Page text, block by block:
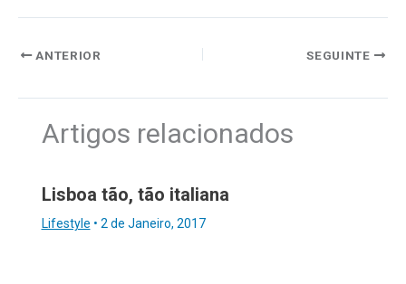
ANTERIOR SEGUINTE
Artigos relacionados
Lisboa tão, tão italiana
Lifestyle • 2 de Janeiro, 2017